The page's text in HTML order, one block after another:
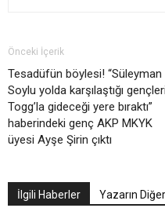
Önceki İçerik
Tesadüfün böylesi! “Süleyman
Soylu yolda karşılaştığı gençleri
Togg’la gideceği yere bıraktı”
haberindeki genç AKP MKYK
üyesi Ayşe Şirin çıktı
İlgili Haberler Yazarın